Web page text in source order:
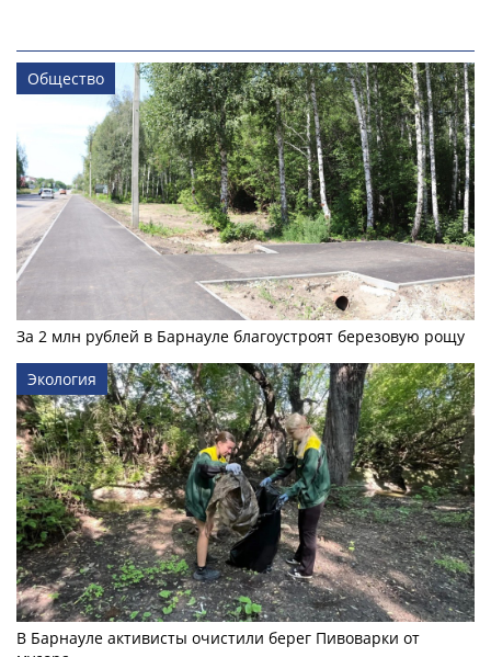
Общество
За 2 млн рублей в Барнауле благоустроят березовую рощу
Экология
В Барнауле активисты очистили берег Пивоварки от